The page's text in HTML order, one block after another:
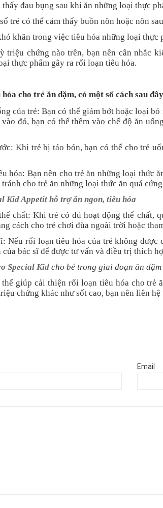
đau bụng sau khi ăn những loại thực
trẻ có thể cảm thấy buồn nôn hoặc nôn
khăn trong việc tiêu hóa những loại thực
triệu chứng nào trên, bạn nên cân nhắc
thực phẩm gây ra rối loạn tiêu hóa.
cho trẻ ăn dặm, có một số cách sau
của trẻ: Bạn có thể giảm bớt hoặc loại
đó, bạn có thể thêm vào chế độ ăn
Khi trẻ bị táo bón, bạn có thể cho trẻ
hóa: Bạn nên cho trẻ ăn những loại thức
cho trẻ ăn những loại thức ăn quá
Kid Appetit hỗ trợ ăn ngon, tiêu hóa
chất: Khi trẻ có đủ hoạt động thể chất,
cách cho trẻ chơi đùa ngoài trời hoặc
Nếu rối loạn tiêu hóa của trẻ không được
bác sĩ để được tư vấn và điều trị thích
Special Kid cho bé trong giai đoạn ăn dặm
giúp cải thiện rối loạn tiêu hóa cho trẻ
chứng khác như sốt cao, bạn nên liên
Email